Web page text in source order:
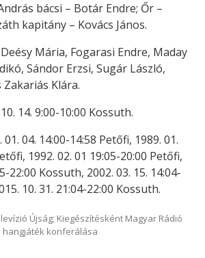
bácsi – Botár Endre; Őr –
kapitány – Kovács János.
Mária, Fogarasi Endre, Maday
Sándor Erzsi, Sugár László,
Zakariás Klára.
14. 9:00-10:00 Kossuth.
04. 14:00-14:58 Petőfi, 1989. 01.
1992. 02. 01 19:05-20:00 Petőfi,
22:00 Kossuth, 2002. 03. 15. 14:04-
10. 31. 21:04-22:00 Kossuth.
Újság; Kiegészítésként Magyar Rádió
hangjáték konferálása